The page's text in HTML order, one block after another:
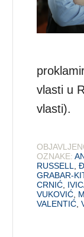
vlasti u
vlasti).
OZNAKE:
RUSSELL
,
GRABAR-
CRNIĆ
VUKOVIĆ
VALENTIĆ ,